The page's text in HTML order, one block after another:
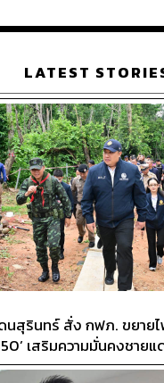
กไว้
LATEST
นสุรินทร์ สั่ง กฟภ. ขยายไ
เสริมความมั่นคงชายแ